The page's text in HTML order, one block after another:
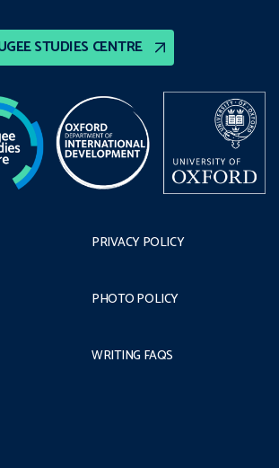
STUDIES CENTRE
PRIVACY POLICY
PHOTO POLICY
WRITING FAQS